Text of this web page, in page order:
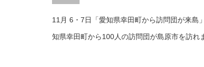
11月 6・7日「愛知県幸田町から訪問団が来島
知県幸田町から100人の訪問団が島原市を訪れ